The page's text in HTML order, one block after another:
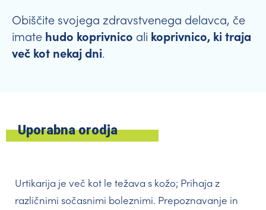
Obiščite svojega zdravstvenega delavca, če
imate hudo koprivnico ali koprivnico, ki traja
več kot nekaj dni.
Uporabna orodja
Urtikarija je več kot le težava s kožo; Prihaja z
različnimi sočasnimi boleznimi. Prepoznavanje in